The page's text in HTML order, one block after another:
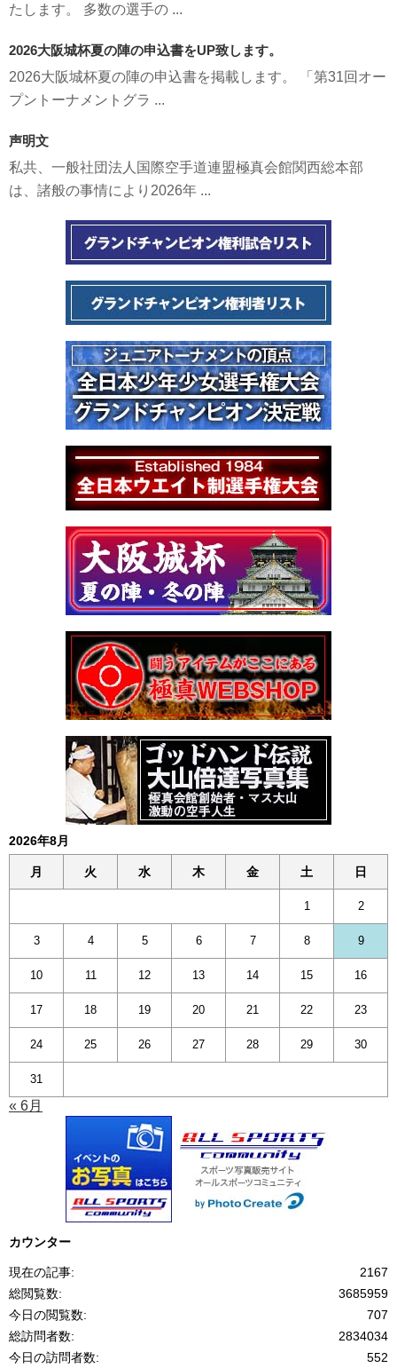
たします。 多数の選手の ...
2026大阪城杯夏の陣の申込書をUP致します。
2026大阪城杯夏の陣の申込書を掲載します。 「第31回オー
プントーナメントグラ ...
声明文
私共、一般社団法人国際空手道連盟極真会館関西総本部
は、諸般の事情により2026年 ...
2026年8月
月 火 水 木 金 土 日
1 2
3 4 5 6 7 8 9
10 11 12 13 14 15 16
17 18 19 20 21 22 23
24 25 26 27 28 29 30
31
« 6月
カウンター
2167
現在の記事:
3685959
総閲覧数:
707
今日の閲覧数:
2834034
総訪問者数:
552
今日の訪問者数: